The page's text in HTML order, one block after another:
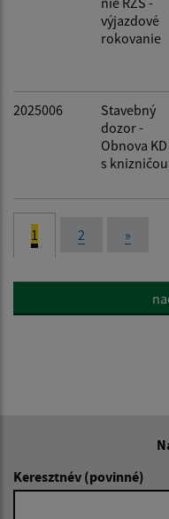
výjazdové
rokovanie
2025006
Stavebný
dozor -
Obnova KD
s knizničou
1 2 »
Keresztnév (povinné)